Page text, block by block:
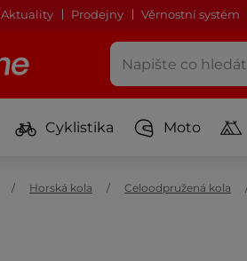
Aktuality Prodejny Věrnostní systém
Cyklistika Moto
Horská kola Celoodpružená kola